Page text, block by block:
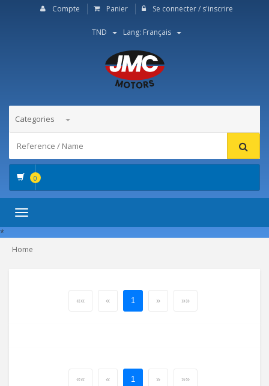
Compte Panier Se connecter / s'inscrire
TND Lang: Français
Categories
0
Toggle
*
Home
«« « 1 » »»
«« « 1 » »»